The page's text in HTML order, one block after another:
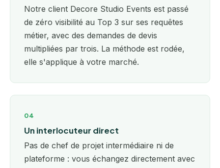
Notre client Decore Studio Events est passé
de zéro visibilité au Top 3 sur ses requêtes
métier, avec des demandes de devis
multipliées par trois. La méthode est rodée,
elle s'applique à votre marché.
04
Un interlocuteur direct
Pas de chef de projet intermédiaire ni de
plateforme : vous échangez directement avec